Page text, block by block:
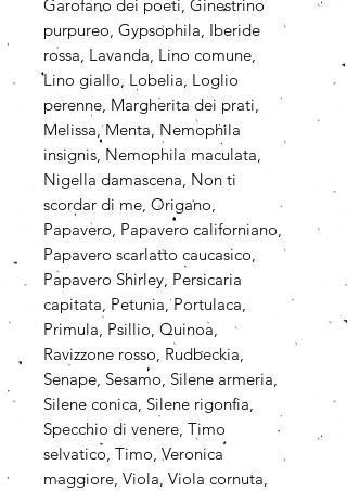
Garofano dei poeti, Ginestrino
purpureo, Gypsophila, Iberide
rossa, Lavanda, Lino comune,
Lino giallo, Lobelia, Loglio
perenne, Margherita dei prati,
Melissa, Menta, Nemophila
insignis, Nemophila maculata,
Nigella damascena, Non ti
scordar di me, Origano,
Papavero, Papavero californiano,
Papavero scarlatto caucasico,
Papavero Shirley, Persicaria
capitata, Petunia, Portulaca,
Primula, Psillio, Quinoa,
Ravizzone rosso, Rudbeckia,
Senape, Sesamo, Silene armeria,
Silene conica, Silene rigonfia,
Specchio di venere, Timo
selvatico, Timo, Veronica
maggiore, Viola, Viola cornuta,